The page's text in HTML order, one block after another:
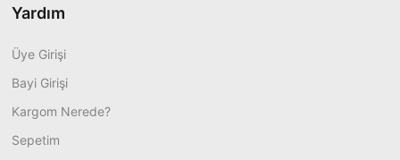
Yardım
Üye Girişi
Bayi Girişi
Kargom Nerede?
Sepetim